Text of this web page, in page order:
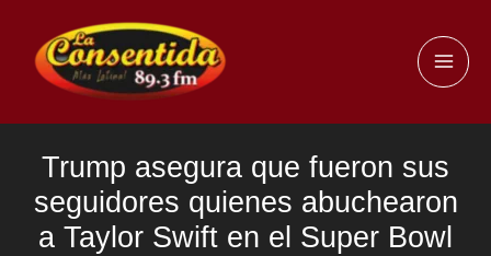
contenido
Trump asegura que fueron sus
seguidores quienes abuchearon
a Taylor Swift en el Super Bowl